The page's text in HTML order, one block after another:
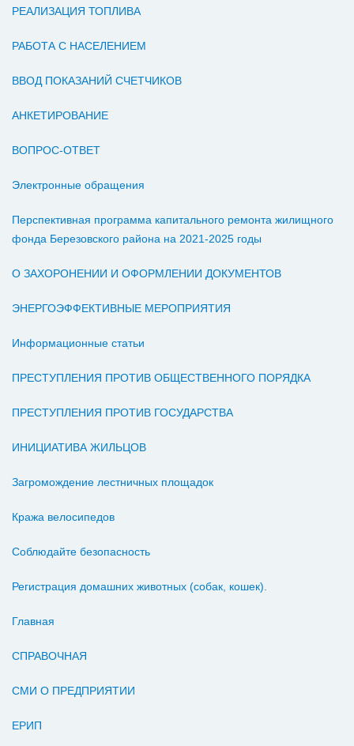
РЕАЛИЗАЦИЯ ТОПЛИВА
РАБОТА С НАСЕЛЕНИЕМ
ВВОД ПОКАЗАНИЙ СЧЕТЧИКОВ
АНКЕТИРОВАНИЕ
ВОПРОС-ОТВЕТ
Электронные обращения
Перспективная программа капитального ремонта жилищного
фонда Березовского района на 2021-2025 годы
О ЗАХОРОНЕНИИ И ОФОРМЛЕНИИ ДОКУМЕНТОВ
ЭНЕРГОЭФФЕКТИВНЫЕ МЕРОПРИЯТИЯ
Информационные статьи
ПРЕСТУПЛЕНИЯ ПРОТИВ ОБЩЕСТВЕННОГО ПОРЯДКА
ПРЕСТУПЛЕНИЯ ПРОТИВ ГОСУДАРСТВА
ИНИЦИАТИВА ЖИЛЬЦОВ
Загромождение лестничных площадок
Кража велосипедов
Соблюдайте безопасность
Регистрация домашних животных (собак, кошек).
Главная
СПРАВОЧНАЯ
СМИ О ПРЕДПРИЯТИИ
ЕРИП